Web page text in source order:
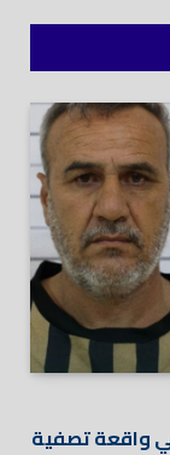
3 متهمين في واقعة تصفية